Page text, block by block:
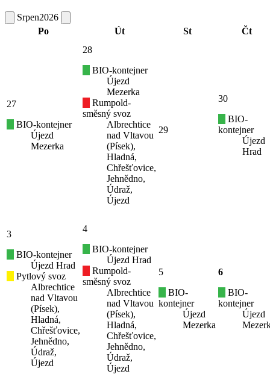
Srpen2026
Po
Út St Čt
27
BIO-kontejner
Újezd
Mezerka
28
BIO-kontejner
Újezd
Mezerka
Rumpold-
směsný svoz
Albrechtice
nad Vltavou
(Písek),
Hladná,
Chřešťovice,
Jehnědno,
Údraž,
Újezd
29
30
BIO-
kontejner
Újezd
Hrad
3
BIO-kontejner
Újezd Hrad
Pytlový svoz
Albrechtice
nad Vltavou
(Písek),
Hladná,
Chřešťovice,
Jehnědno,
Údraž,
Újezd
4
BIO-kontejner
Újezd Hrad
Rumpold-
směsný svoz
Albrechtice
nad Vltavou
(Písek),
Hladná,
Chřešťovice,
Jehnědno,
Údraž,
Újezd
5
BIO-
kontejner
Újezd
Mezerka
6
BIO-
kontejner
Újezd